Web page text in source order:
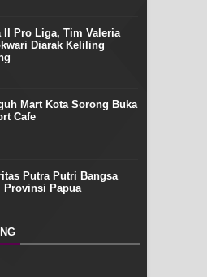
II Pro Liga, Tim Valeria
Diarak Keliling
Mart Kota Sorong Buka
Cafe
Putra Putri Bangsa
Provinsi Papua